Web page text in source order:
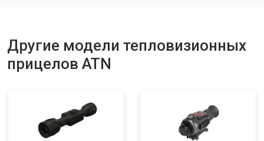
Другие модели тепловизионных
прицелов ATN